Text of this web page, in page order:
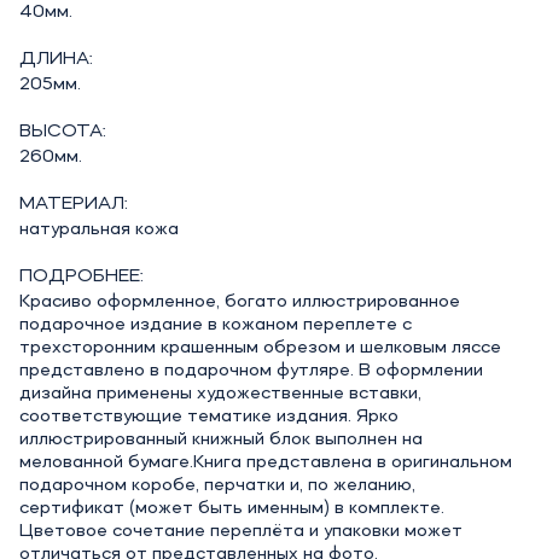
40мм.
ДЛИНА:
205мм.
ВЫСОТА:
260мм.
МАТЕРИАЛ:
натуральная кожа
ПОДРОБНЕЕ:
Красиво оформленное, богато иллюстрированное
подарочное издание в кожаном переплете с
трехсторонним крашенным обрезом и шелковым ляссе
представлено в подарочном футляре. В оформлении
дизайна применены художественные вставки,
соответствующие тематике издания. Ярко
иллюстрированный книжный блок выполнен на
мелованной бумаге.Книга представлена в оригинальном
подарочном коробе, перчатки и, по желанию,
сертификат (может быть именным) в комплекте.
Цветовое сочетание переплёта и упаковки может
отличаться от представленных на фото.